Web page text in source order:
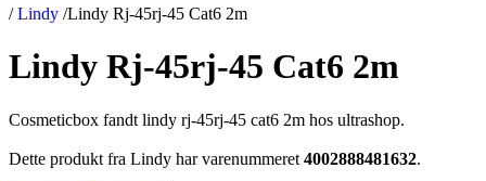
/ Lindy /Lindy Rj-45rj-45 Cat6 2m
Lindy Rj-45rj-45 Cat6 2m
Cosmeticbox fandt lindy rj-45rj-45 cat6 2m hos ultrashop.
Dette produkt fra Lindy har varenummeret 4002888481632.